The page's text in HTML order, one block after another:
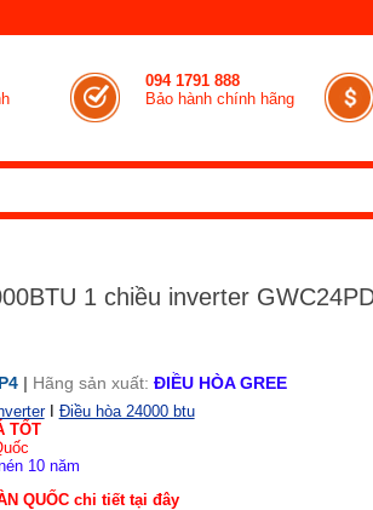
094 1791 888
Bảo hành chính hãng
1 chiều inverter
| Hãng sản xuất: ĐIỀU HÒA GREE
I Điều hòa 24000 btu
TỐT
10 năm
QUỐCchi tiết tại đây